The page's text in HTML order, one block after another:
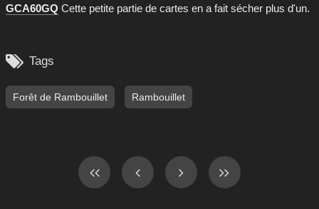
GCA60GQ Cette petite partie de cartes en a fait sécher plus d'un.
 Tags
Forêt de Rambouillet Rambouillet